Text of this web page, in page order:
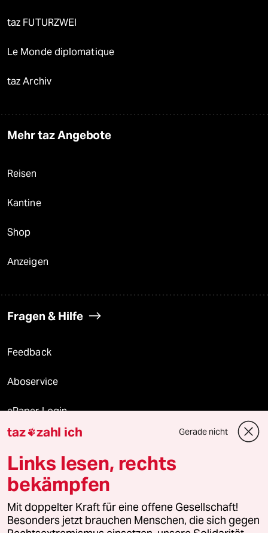
taz FUTURZWEI
Le Monde diplomatique
taz Archiv
Mehr taz Angebote
Reisen
Kantine
Shop
Anzeigen
Fragen & Hilfe
Feedback
Aboservice
ePaper Login
Downloads für Abonnierende
© 2026 taz Verlags und Vertriebs GmbH
Alle Rechte vorbehalten. Bei rechtlichen Fragen oder für Genehmigungen
wenden Sie sich bitte an lizenzen@taz.de
taz zahl ich Gerade nicht
Links lesen, rechts
bekämpfen
Mit doppelter Kraft für eine offene Gesellschaft!
Besonders jetzt brauchen Menschen, die sich gegen